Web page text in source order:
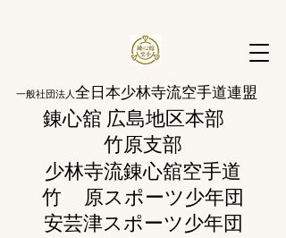
一般社団法人全日本少林寺流空手道連盟
錬心舘 広島地区本部
​竹原支部
少林寺流錬心舘空手道
竹 原スポーツ少年団
​安芸津スポーツ少年団